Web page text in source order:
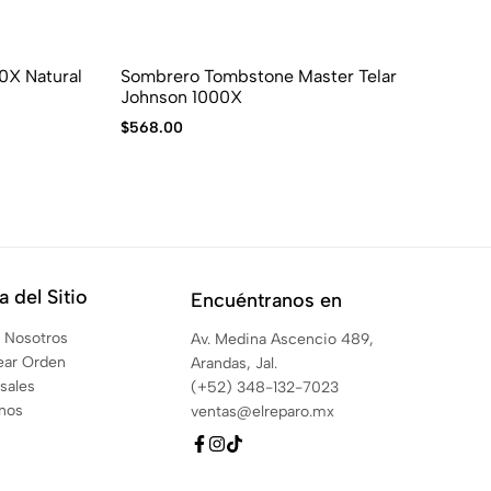
Natural
Sombrero Tombstone Master Telar
Johnson 1000X
$568.00
del Sitio
Nosotros
Orden
Encuéntranos en
Av. Medina Ascencio 489,
Arandas, Jal.
(+52) 348-132-7023
ventas@elreparo.mx